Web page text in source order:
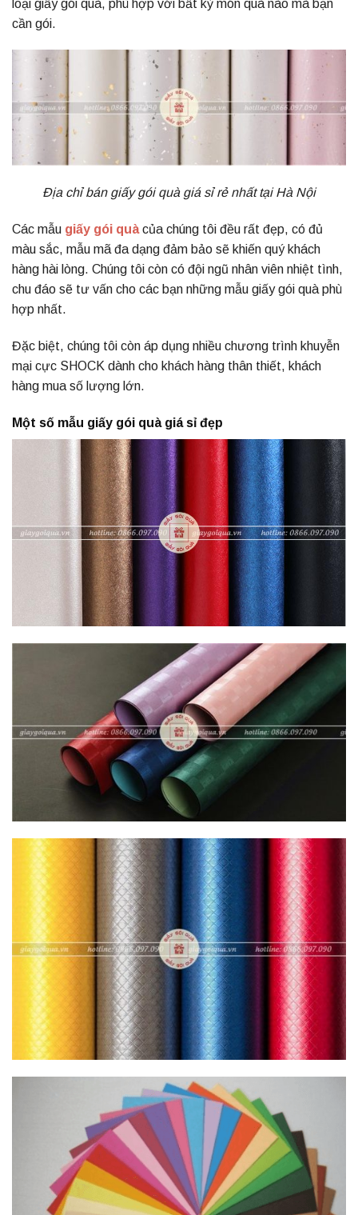
loại giấy gói quà, phù hợp với bất kỳ món quà nào mà bạn
cần gói.
Địa chỉ bán giấy gói quà giá sỉ rẻ nhất tại Hà Nội
Các mẫu giấy gói quàcủa chúng tôi đều rất đẹp, có đủ
màu sắc, mẫu mã đa dạng đảm bảo sẽ khiến quý khách
hàng hài lòng. Chúng tôi còn có đội ngũ nhân viên nhiệt tình,
chu đáo sẽ tư vấn cho các bạn những mẫu giấy gói quà phù
hợp nhất.
Đặc biệt, chúng tôi còn áp dụng nhiều chương trình khuyễn
mại cực SHOCK dành cho khách hàng thân thiết, khách
hàng mua số lượng lớn.
Một số mẫu giấy gói quà giá sỉ đẹp